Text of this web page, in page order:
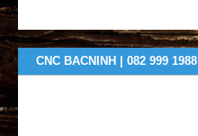
CNC BACNINH | 082 999 1988